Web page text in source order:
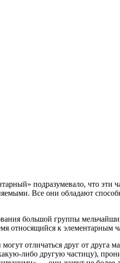
подразумевало, что эти
Все они обладают
большой группы
относящийся к элементарным
отличаться друг от друга
либо другую частицу),